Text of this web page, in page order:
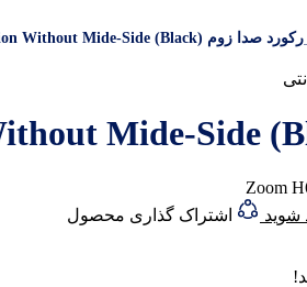
رکورد صدا زوم (Zoom H6 2020 Version Without Mide-Side (Black
شوید اشتراک گذاری محصول